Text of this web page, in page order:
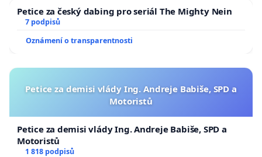
Petice za český dabing pro seriál The Mighty Nein
7 podpisů
Oznámení o transparentnosti
Petice za demisi vlády Ing. Andreje Babiše, SPD a
Motoristů
Petice za demisi vlády Ing. Andreje Babiše, SPD a
Motoristů
1 818 podpisů